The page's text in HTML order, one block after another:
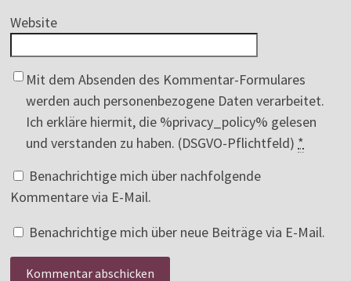
Website
Mit dem Absenden des Kommentar-Formulares
werden auch personenbezogene Daten verarbeitet.
Ich erkläre hiermit, die %privacy_policy% gelesen
und verstanden zu haben. (DSGVO-Pflichtfeld) *
Benachrichtige mich über nachfolgende
Kommentare via E-Mail.
Benachrichtige mich über neue Beiträge via E-Mail.